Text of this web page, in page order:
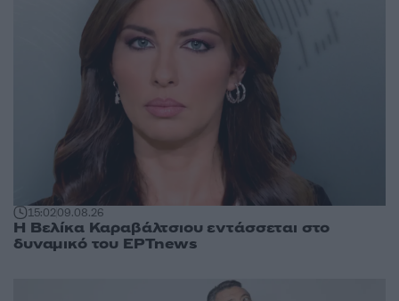
15:0209.08.26
Η Βελίκα Καραβάλτσιου εντάσσεται στο
δυναμικό του ΕΡΤnews